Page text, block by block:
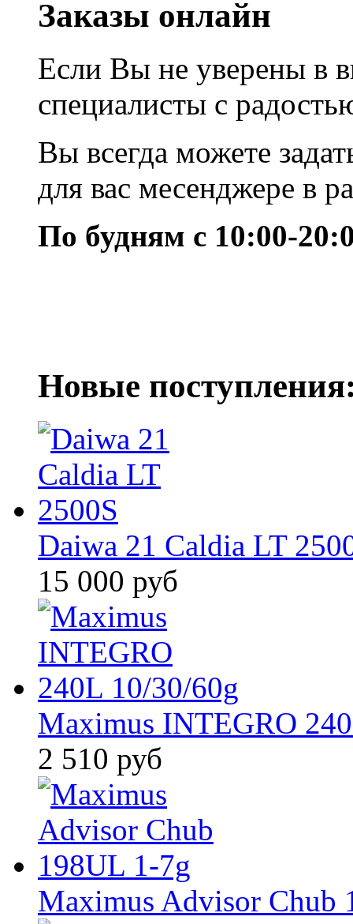
Заказы онлайн
Если Вы не уверены в
специалисты с
Вы всегда можете
для вас месенджере в
По будням с 10:00-
Новые
Daiwa 21 Caldia LT
15 000 руб
Maximus INTEGRO
2 510 руб
Maximus Advisor Chub